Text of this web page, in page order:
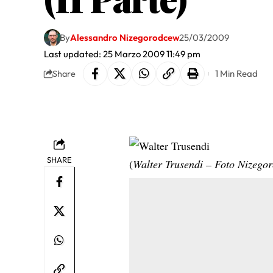
Last updated: 25 Marzo 2009 11:49 pm
ByAlessandro Nizegorodcew25/03/2009
Share 1 Min Read
SHARE (Walter Trusendi – Foto